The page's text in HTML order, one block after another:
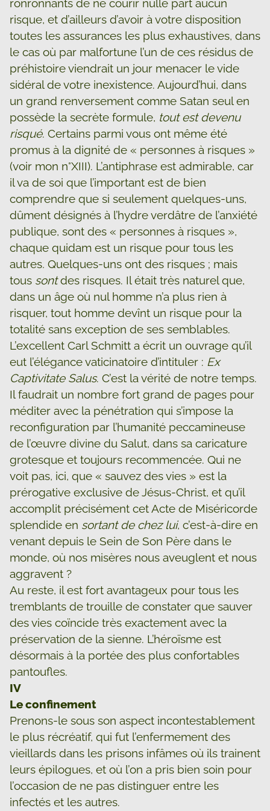
ronronnants de ne courir nulle part aucun
risque, et d’ailleurs d’avoir à votre disposition
toutes les assurances les plus exhaustives, dans
le cas où par malfortune l’un de ces résidus de
préhistoire viendrait un jour menacer le vide
sidéral de votre inexistence. Aujourd’hui, dans
un grand renversement comme Satan seul en
possède la secrète formule, tout est devenu
risqué. Certains parmi vous ont même été
promus à la dignité de « personnes à risques »
(voir mon n°XIII). L’antiphrase est admirable, car
il va de soi que l’important est de bien
comprendre que si seulement quelques-uns,
dûment désignés à l’hydre verdâtre de l’anxiété
publique, sont des « personnes à risques »,
chaque quidam est un risque pour tous les
autres. Quelques-uns ont des risques ; mais
tous sontdes risques. Il était très naturel que,
dans un âge où nul homme n’a plus rien à
risquer, tout homme devînt un risque pour la
totalité sans exception de ses semblables.
L’excellent Carl Schmitt a écrit un ouvrage qu’il
eut l’élégance vaticinatoire d’intituler : Ex
Captivitate Salus. C’est la vérité de notre temps.
Il faudrait un nombre fort grand de pages pour
méditer avec la pénétration qui s’impose la
reconfiguration par l’humanité peccamineuse
de l’œuvre divine du Salut, dans sa caricature
grotesque et toujours recommencée. Qui ne
voit pas, ici, que « sauvez des vies » est la
prérogative exclusive de Jésus-Christ, et qu’il
accomplit précisément cet Acte de Miséricorde
splendide en sortant de chez lui, c’est-à-dire en
venant depuis le Sein de Son Père dans le
monde, où nos misères nous aveuglent et nous
aggravent ?
Au reste, il est fort avantageux pour tous les
tremblants de trouille de constater que sauver
des vies coïncide très exactement avec la
préservation de la sienne. L’héroïsme est
désormais à la portée des plus confortables
pantoufles.
IV
Le confinement
Prenons-le sous son aspect incontestablement
le plus récréatif, qui fut l’enfermement des
vieillards dans les prisons infâmes où ils trainent
leurs épilogues, et où l’on a pris bien soin pour
l’occasion de ne pas distinguer entre les
infectés et les autres.